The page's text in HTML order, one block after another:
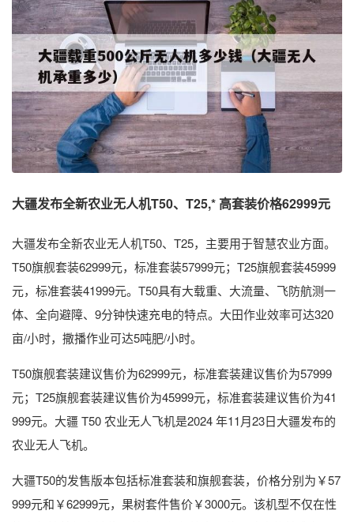
大疆发布全新农业无人机T50、T25,* 高套装价格62999元
大疆发布全新农业无人机T50、T25，主要用于智慧农业方面。
T50旗舰套装62999元，标准套装57999元；T25旗舰套装45999
元，标准套装41999元。T50具有大载重、大流量、飞防航测一
体、全向避障、9分钟快速充电的特点。大田作业效率可达320
亩/小时，撒播作业可达5吨肥/小时。
T50旗舰套装建议售价为62999元，标准套装建议售价为57999
元；T25旗舰套装建议售价为45999元，标准套装建议售价为41
999元。大疆 T50 农业无人飞机是2024 年11月23日大疆发布的
农业无人飞机。
大疆T50的发售版本包括标准套装和旗舰套装，价格分别为￥57
999元和￥62999元，果树套件售价￥3000元。该机型不仅在性